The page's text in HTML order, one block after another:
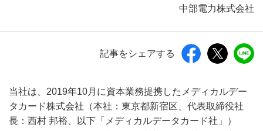
中部電力株式会社
記事をシェアする
当社は、2019年10月に資本業務提携したメディカルデー
タカード株式会社（本社：東京都新宿区、代表取締役社
長：西村 邦裕、以下「メディカルデータカード社」）